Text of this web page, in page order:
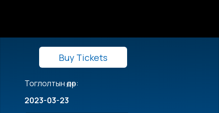
Buy Tickets
Тоглолтын өдөр:
2023-03-23